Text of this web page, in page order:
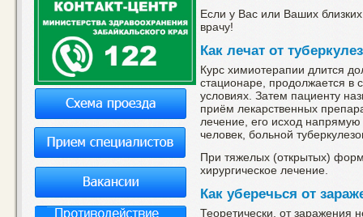
Если у Вас или Ваших
врачу!
Как лечат от
Курс химиотерапии длится
стационаре, продолжается в
условиях. Затем пациенту
приём лекарственных
лечение, его исход напрямую
человек, больной
При тяжелых (открытых)
хирургическое лечение.
Как уберечься от
Теоретически, от заражения